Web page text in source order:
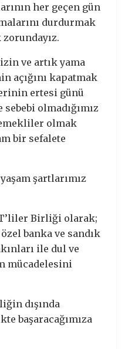
her geçen gün
durdurmak
ve artık yama
açığını kapatmak
ertesi günü
olmadığımız
olmak
bir sefalete
şartlarımız
Birliği olarak;
banka ve sandık
ile dul ve
mücadelesini
dışında
başaracağımıza